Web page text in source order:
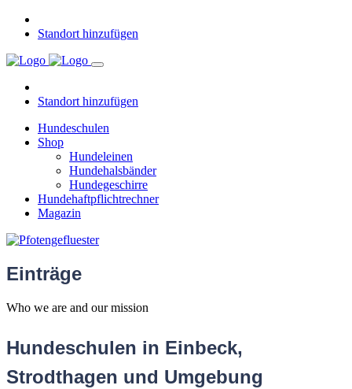
Standort hinzufügen
Standort hinzufügen
Hundeschulen
Shop
Hundeleinen
Hundehalsbänder
Hundegeschirre
Hundehaftpflichtrechner
Magazin
Einträge
Who we are and our mission
Hundeschulen in Einbeck,
Strodthagen und Umgebung